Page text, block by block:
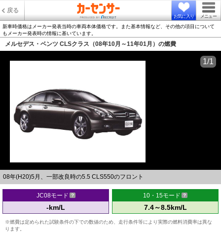
戻る
お気に入り メニュー
新車時価格はメーカー発表当時の車両本体価格です。また基本情報など、その他の項目について
もメーカー発表時の情報に基いています。
メルセデス・ベンツ CLSクラス（08年10月～11年01月）の燃費
08年(H20)5月、一部改良時の5.5 CLS550のフロント
1/1
JC08モード
-km/L
10・15モード
7.4～8.5km/L
※燃費は定められた試験条件の下での数値のため、走行条件等により実際の燃料消費率は異な
ります。